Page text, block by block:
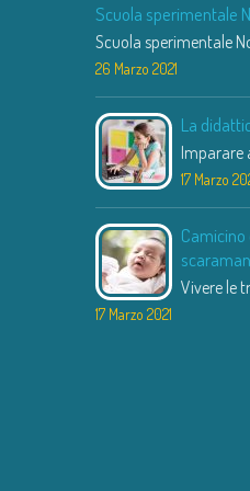
Scuola sperimentale
Scuola sperimentale
26 Marzo 2021
La
Imparare
17 Marzo
Vivere le
17 Marzo 2021